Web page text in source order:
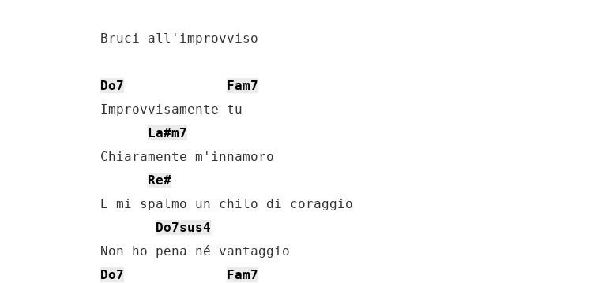
    Bruci all'improvviso
Do7
Fam7
    Improvvisamente tu
La#m7
    Chiaramente m'innamoro
Re#
    E mi spalmo un chilo di coraggio
Do7sus4
    Non ho pena né vantaggio
Do7
Fam7